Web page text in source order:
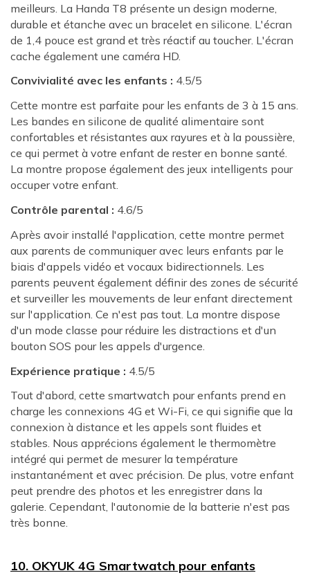
meilleurs. La Handa T8 présente un design moderne,
durable et étanche avec un bracelet en silicone. L'écran
de 1,4 pouce est grand et très réactif au toucher. L'écran
cache également une caméra HD.
Convivialité avec les enfants : 4.5/5
Cette montre est parfaite pour les enfants de 3 à 15 ans.
Les bandes en silicone de qualité alimentaire sont
confortables et résistantes aux rayures et à la poussière,
ce qui permet à votre enfant de rester en bonne santé.
La montre propose également des jeux intelligents pour
occuper votre enfant.
Contrôle parental : 4.6/5
Après avoir installé l'application, cette montre permet
aux parents de communiquer avec leurs enfants par le
biais d'appels vidéo et vocaux bidirectionnels. Les
parents peuvent également définir des zones de sécurité
et surveiller les mouvements de leur enfant directement
sur l'application. Ce n'est pas tout. La montre dispose
d'un mode classe pour réduire les distractions et d'un
bouton SOS pour les appels d'urgence.
Expérience pratique : 4.5/5
Tout d'abord, cette smartwatch pour enfants prend en
charge les connexions 4G et Wi-Fi, ce qui signifie que la
connexion à distance et les appels sont fluides et
stables. Nous apprécions également le thermomètre
intégré qui permet de mesurer la température
instantanément et avec précision. De plus, votre enfant
peut prendre des photos et les enregistrer dans la
galerie. Cependant, l'autonomie de la batterie n'est pas
très bonne.
10. OKYUK 4G Smartwatch pour enfants